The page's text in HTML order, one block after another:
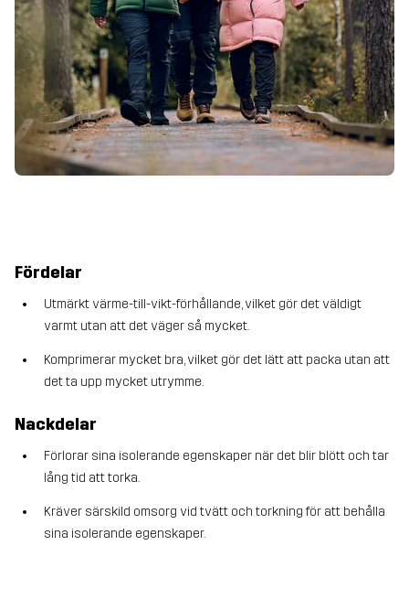
Fördelar
Utmärkt värme-till-vikt-förhållande, vilket gör det väldigt
varmt utan att det väger så mycket.
Komprimerar mycket bra, vilket gör det lätt att packa utan att
det ta upp mycket utrymme.
Nackdelar
Förlorar sina isolerande egenskaper när det blir blött och tar
lång tid att torka.
Kräver särskild omsorg vid tvätt och torkning för att behålla
sina isolerande egenskaper.